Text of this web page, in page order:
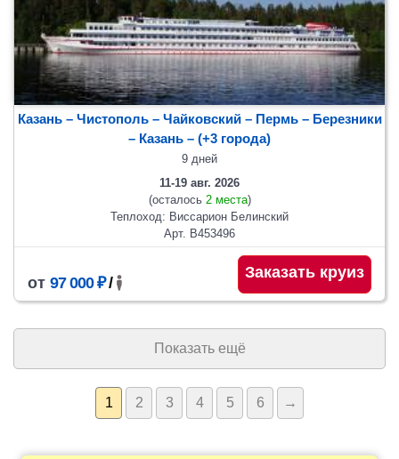
Казань – Чистополь – Чайковский – Пермь – Березники
– Казань – (+3 города)
9 дней
11-19 авг. 2026
(осталось 2 места)
Теплоход: Виссарион Белинский
Арт. В453496
от 97 000 ₽/
Заказать круиз
Показать ещё
1 2 3 4 5 6 →